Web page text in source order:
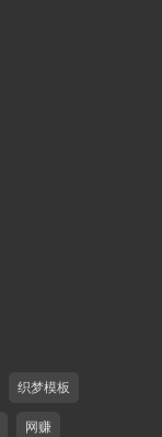
织梦模板
网赚